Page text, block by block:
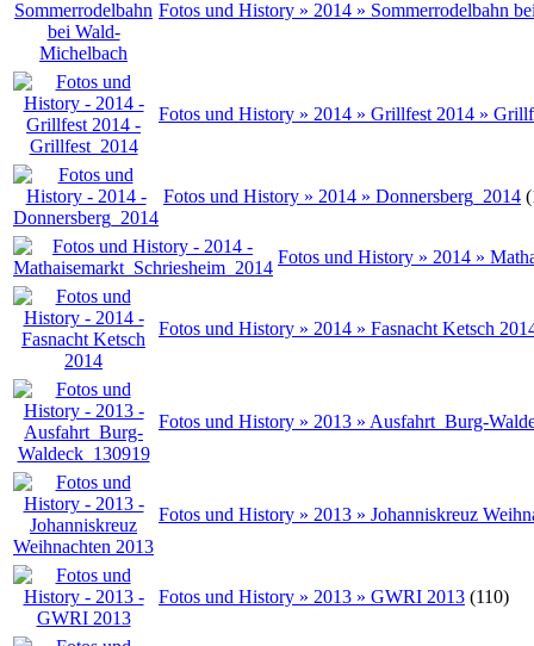
Fotos und History » 2014 » Sommerrodelbahn
Fotos und History » 2014 » Grillfest 2014 »
Fotos und History » 2014 » Donnersberg_2014
Fotos und History » 2014 »
Fotos und History » 2014 » Fasnacht Ketsch
Fotos und History » 2013 » Ausfahrt_Burg-
Fotos und History » 2013 » Johanniskreuz
Fotos und History » 2013 » GWRI 2013 (110)